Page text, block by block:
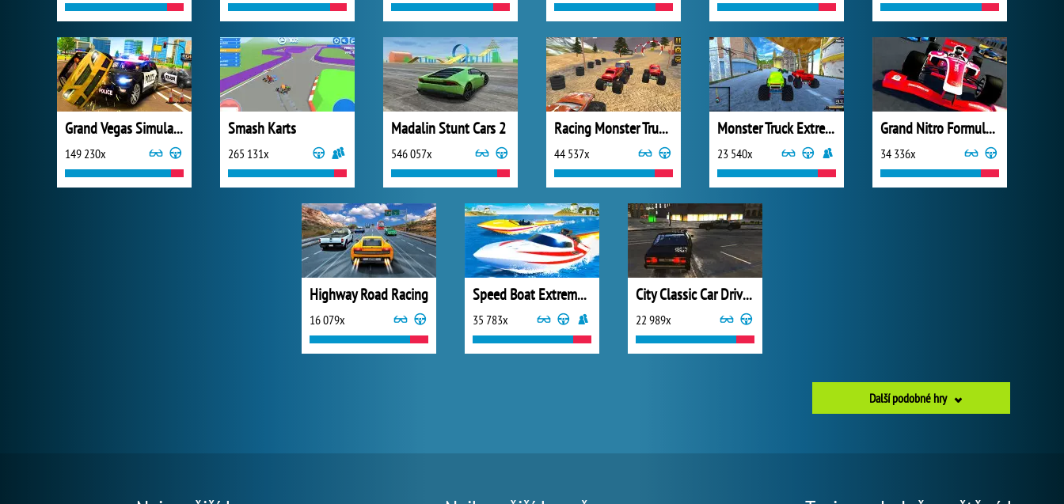
Grand Vegas Simulator
149 230x
Smash Karts
265 131x
Madalin Stunt Cars 2
546 057x
Racing Monster Truck Game 3D
44 537x
Monster Truck Extreme Racing
23 540x
Grand Nitro Formula Racing
34 336x
Highway Road Racing
16 079x
Speed Boat Extreme Racing
35 783x
City Classic Car Driving
22 989x
Další podobné hry